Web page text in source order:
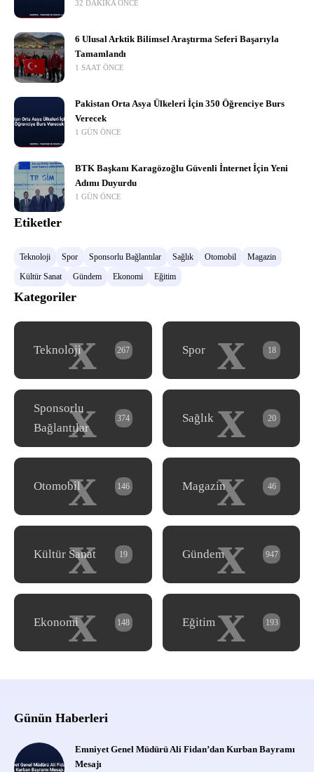
32 DAKIKA ÖNCE
6 Ulusal Arktik Bilimsel Araştırma Seferi Başarıyla
Tamamlandı
1 SAAT ÖNCE
Pakistan Orta Asya Ülkeleri İçin 350 Öğrenciye Burs
Verecek
1 GÜN ÖNCE
BTK Başkanı Karagözoğlu Güvenli İnternet İçin Yeni
Adımı Duyurdu
1 GÜN ÖNCE
Etiketler
Teknoloji Spor Sponsorlu Bağlantılar Sağlık Otomobil
Magazin
Kültür Sanat
Gündem Ekonomi Eğitim
Kategoriler
x
Teknoloji 267 x
Spor 18
x
Sponsorlu
Bağlantılar
374 x
Sağlık 20
x
Otomobil 146 x
Magazin 46
x
Kültür Sanat 19 x
Gündem 947
x
Ekonomi 148 x
Eğitim 193
Günün Haberleri
Emniyet Genel Müdürü Ali Fidan’dan Kurban Bayramı
Mesajı